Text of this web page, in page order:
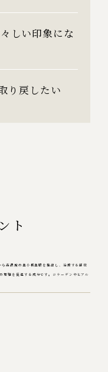
しい印象にな
り戻したい
ト
高濃度の血小板血漿を抽出し、治療する部位
増殖を促進する成分です。コラーゲンやヒアル